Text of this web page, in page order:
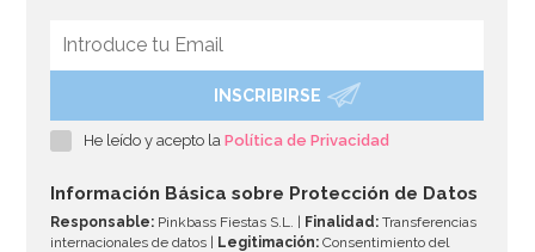
Set de 13 Accesorios para Photocall Dulce Navidad
INSCRIBIRSE
He leído y acepto laPolítica de Privacidad
Información Básica sobre Protección de Datos
Responsable: Pinkbass Fiestas S.L. | Finalidad: Transferencias
internacionales de datos |
Legitimación: Consentimiento del